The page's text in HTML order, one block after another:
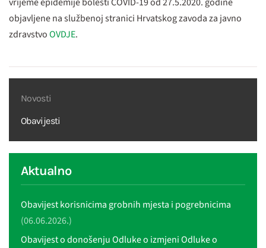
objavljene na službenoj stranici Hrvatskog zavoda za javno
zdravstvoOVDJE.
Novosti
Obavijesti
Aktualno
Obavijest korisnicima grobnih mjesta i pogrebnicima
(06.06.2026.)
Obavijest o donošenju Odluke o izmjeni Odluke o